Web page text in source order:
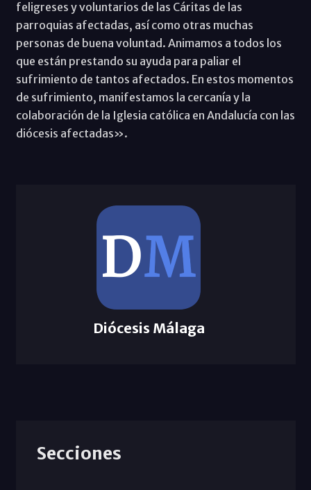
feligreses y voluntarios de las Cáritas de las
parroquias afectadas, así como otras muchas
personas de buena voluntad. Animamos a todos los
que están prestando su ayuda para paliar el
sufrimiento de tantos afectados. En estos momentos
de sufrimiento, manifestamos la cercanía y la
colaboración de la Iglesia católica en Andalucía con las
diócesis afectadas».
Diócesis Málaga
Secciones